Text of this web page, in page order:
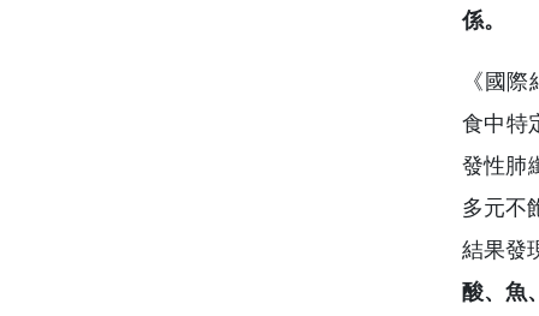
係。
《國
食中特
發性肺
多元不
結果發
酸、魚